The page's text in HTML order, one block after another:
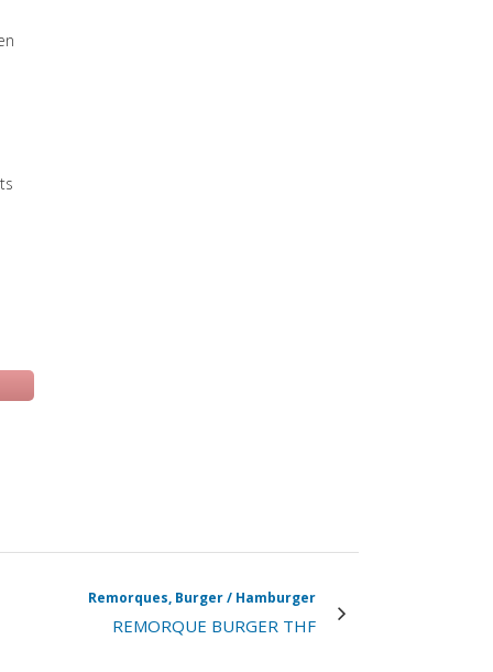
Remorques, Burger / Hamburger
REMORQUE BURGER THF